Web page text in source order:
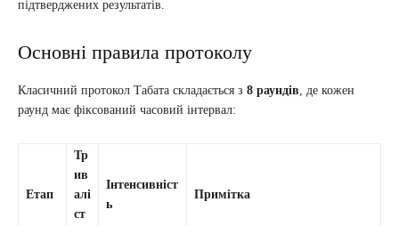
підтверджених результатів.
Основні правила протоколу
Класичний протокол Табата складається з 8 раундів, де кожен
раунд має фіксований часовий інтервал:
Етап
Тр
ив
алі
ст
Інтенсивніст
ь
Примітка